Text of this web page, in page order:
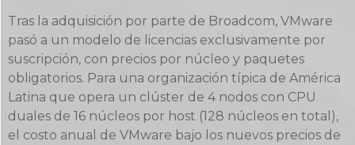
Tras la adquisición por parte de Broadcom, VMware
pasó a un modelo de licencias exclusivamente por
suscripción, con precios por núcleo y paquetes
obligatorios. Para una organización típica de América
Latina que opera un clúster de 4 nodos con CPU
duales de 16 núcleos por host (128 núcleos en total),
el costo anual de VMware bajo los nuevos precios de